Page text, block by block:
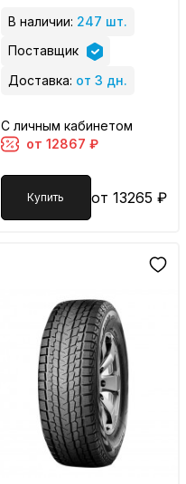
В наличии: 247 шт.
Поставщик
Доставка: от 3 дн.
С личным кабинетом
от 12867 ₽
Купить от 13265 ₽